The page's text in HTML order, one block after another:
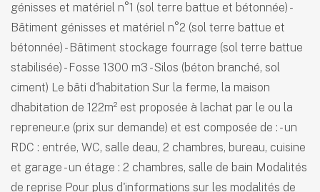
génisses et matériel n°1 (sol terre battue et bétonnée) -
Bâtiment génisses et matériel n°2 (sol terre battue et
bétonnée) - Bâtiment stockage fourrage (sol terre battue
stabilisée) - Fosse 1300 m3 - Silos (béton branché, sol
ciment) Le bâti d'habitation Sur la ferme, la maison
dhabitation de 122m² est proposée à lachat par le ou la
repreneur.e (prix sur demande) et est composée de : - un
RDC : entrée, WC, salle deau, 2 chambres, bureau, cuisine
et garage - un étage : 2 chambres, salle de bain Modalités
de reprise Pour plus d'informations sur les modalités de